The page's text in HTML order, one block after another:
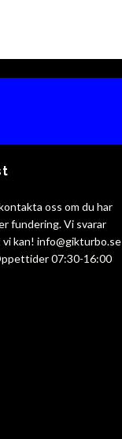
oss om du har
fundering. Vi svarar
kan! info@gikturbo.se
07:30-16:00